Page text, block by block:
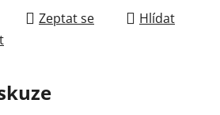
Zeptat se
Hlídat